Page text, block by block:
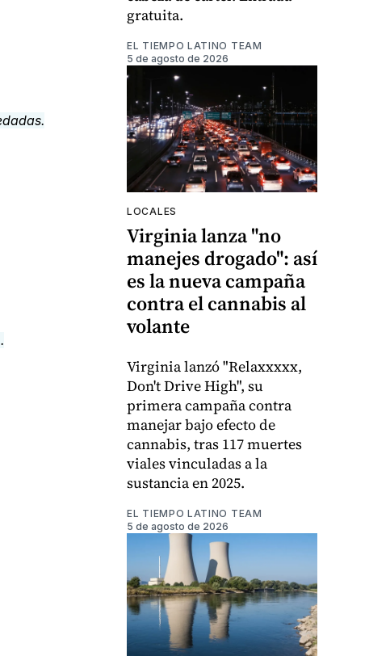
gratuita.
EL TIEMPO LATINO TEAM
5 de agosto de 2026
LOCALES
Virginia lanza "no
manejes drogado": así
es la nueva campaña
contra el cannabis al
volante
Virginia lanzó "Relaxxxxx,
Don't Drive High", su
primera campaña contra
manejar bajo efecto de
cannabis, tras 117 muertes
viales vinculadas a la
sustancia en 2025.
EL TIEMPO LATINO TEAM
5 de agosto de 2026